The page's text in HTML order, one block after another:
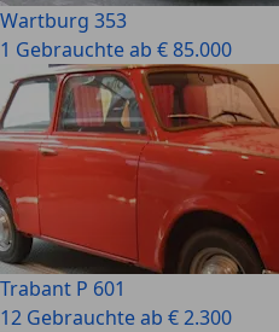
Wartburg 353
1 Gebrauchte ab € 85.000
Trabant P 601
12 Gebrauchte ab € 2.300